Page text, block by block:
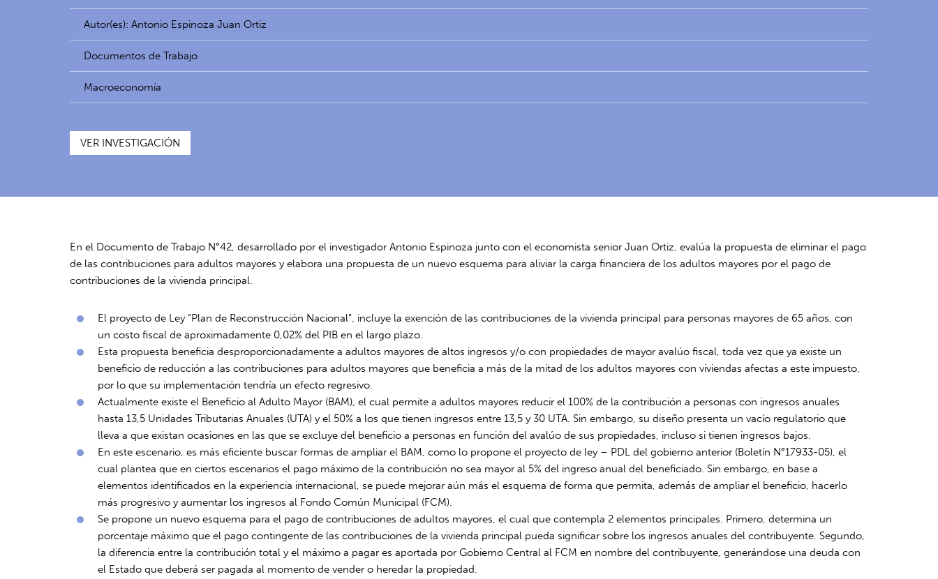
Autor(es): Antonio Espinoza Juan Ortiz
Documentos de Trabajo
Macroeconomía
VER INVESTIGACIÓN
En el Documento de Trabajo N°42, desarrollado por el investigador Antonio Espinoza junto con el economista senior Juan Ortiz, evalúa la propuesta de eliminar el pago
de las contribuciones para adultos mayores y elabora una propuesta de un nuevo esquema para aliviar la carga financiera de los adultos mayores por el pago de
contribuciones de la vivienda principal.
El proyecto de Ley “Plan de Reconstrucción Nacional”, incluye la exención de las contribuciones de la vivienda principal para personas mayores de 65 años, con
un costo fiscal de aproximadamente 0,02% del PIB en el largo plazo.
Esta propuesta beneficia desproporcionadamente a adultos mayores de altos ingresos y/o con propiedades de mayor avalúo fiscal, toda vez que ya existe un
beneficio de reducción a las contribuciones para adultos mayores que beneficia a más de la mitad de los adultos mayores con viviendas afectas a este impuesto,
por lo que su implementación tendría un efecto regresivo.
Actualmente existe el Beneficio al Adulto Mayor (BAM), el cual permite a adultos mayores reducir el 100% de la contribución a personas con ingresos anuales
hasta 13,5 Unidades Tributarias Anuales (UTA) y el 50% a los que tienen ingresos entre 13,5 y 30 UTA. Sin embargo, su diseño presenta un vacío regulatorio que
lleva a que existan ocasiones en las que se excluye del beneficio a personas en función del avalúo de sus propiedades, incluso si tienen ingresos bajos.
En este escenario, es más eficiente buscar formas de ampliar el BAM, como lo propone el proyecto de ley – PDL del gobierno anterior (Boletín N°17933-05), el
cual plantea que en ciertos escenarios el pago máximo de la contribución no sea mayor al 5% del ingreso anual del beneficiado. Sin embargo, en base a
elementos identificados en la experiencia internacional, se puede mejorar aún más el esquema de forma que permita, además de ampliar el beneficio, hacerlo
más progresivo y aumentar los ingresos al Fondo Común Municipal (FCM).
Se propone un nuevo esquema para el pago de contribuciones de adultos mayores, el cual que contempla 2 elementos principales. Primero, determina un
porcentaje máximo que el pago contingente de las contribuciones de la vivienda principal pueda significar sobre los ingresos anuales del contribuyente. Segundo,
la diferencia entre la contribución total y el máximo a pagar es aportada por Gobierno Central al FCM en nombre del contribuyente, generándose una deuda con
el Estado que deberá ser pagada al momento de vender o heredar la propiedad.